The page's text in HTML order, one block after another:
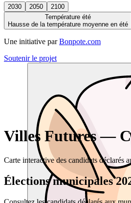
2030 2050
2100
Température été
Hausse de la température moyenne en été
Une initiative par Bonpote.com
Soutenir le projet
Villes Futures —
Carte interactive des candidats déclarés
Élections municipales